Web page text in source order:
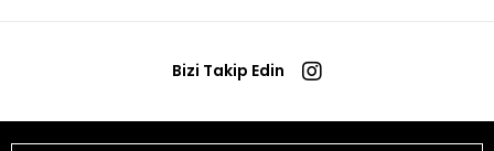
Bizi Takip Edin